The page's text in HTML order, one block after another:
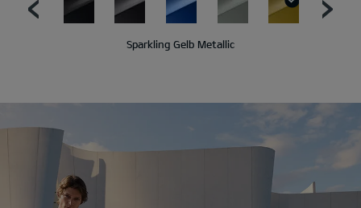
Sparkling Gelb Metallic